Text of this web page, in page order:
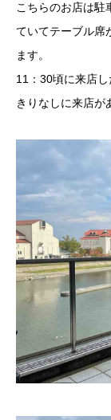
こちらのお店は駐
ていてテーブル席
ます。
11：30頃に来店
きりなしに来店が